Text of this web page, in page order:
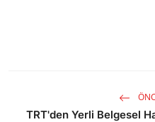
TRT'den Yerli Belgesel